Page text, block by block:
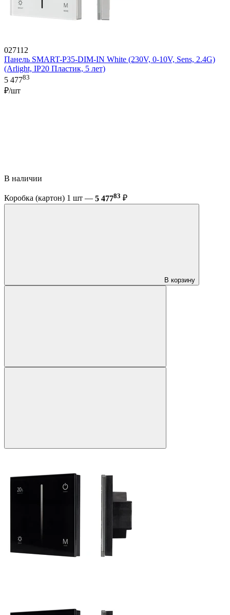
027112
Панель SMART-P35-DIM-IN White (230V, 0-10V, Sens, 2.4G)
(Arlight, IP20 Пластик, 5 лет)
5 47783
₽/шт
В наличии
Коробка (картон) 1 шт — 5 47783 ₽
В корзину